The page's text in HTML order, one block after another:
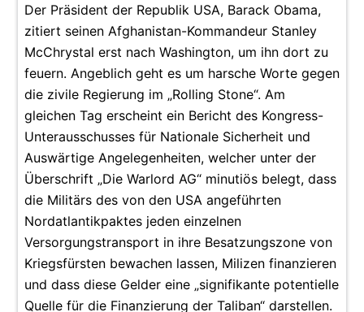
Der Präsident der Republik USA, Barack Obama,
zitiert seinen Afghanistan-Kommandeur Stanley
McChrystal erst nach Washington, um ihn dort zu
feuern. Angeblich geht es um harsche Worte gegen
die zivile Regierung im „Rolling Stone“. Am
gleichen Tag erscheint ein Bericht des Kongress-
Unterausschusses für Nationale Sicherheit und
Auswärtige Angelegenheiten, welcher unter der
Überschrift „Die Warlord AG“ minutiös belegt, dass
die Militärs des von den USA angeführten
Nordatlantikpaktes jeden einzelnen
Versorgungstransport in ihre Besatzungszone von
Kriegsfürsten bewachen lassen, Milizen finanzieren
und dass diese Gelder eine „signifikante potentielle
Quelle für die Finanzierung der Taliban“ darstellen.